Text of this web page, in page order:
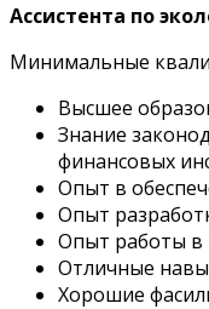
Ассистента по
Минимальные
Высшее
Знание
финансовых
Опыт в
Опыт
Опыт работы в
Отличные
Хорошие